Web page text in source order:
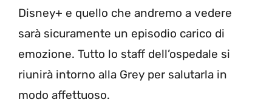
Disney+ e quello che andremo a vedere
sarà sicuramente un episodio carico di
emozione. Tutto lo staff dell’ospedale si
riunirà intorno alla Grey per salutarla in
modo affettuoso.